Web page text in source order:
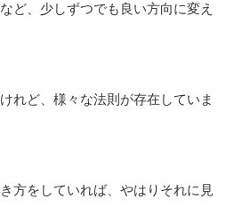
ど、少しずつでも良い方向に変え
れど、様々な法則が存在していま
方をしていれば、やはりそれに見